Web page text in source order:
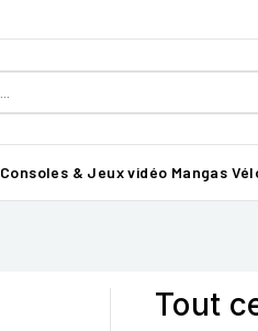
Consoles & Jeux vidéo Mangas
Tout